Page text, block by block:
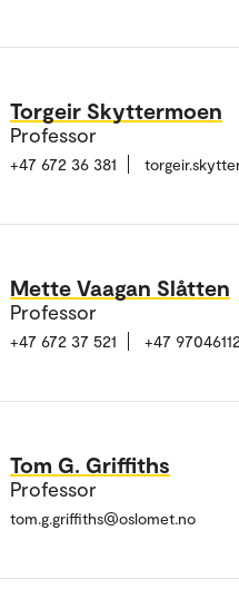
Torgeir Skyttermoen
Professor
+47 672 36 381
Mette Vaagan Slåtten
Professor
+47 672 37 521 +47
Tom G. Griffiths
Professor
tom.g.griffiths@oslomet.no